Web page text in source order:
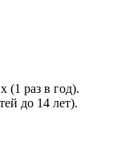
(1 раз в год).
до 14 лет).